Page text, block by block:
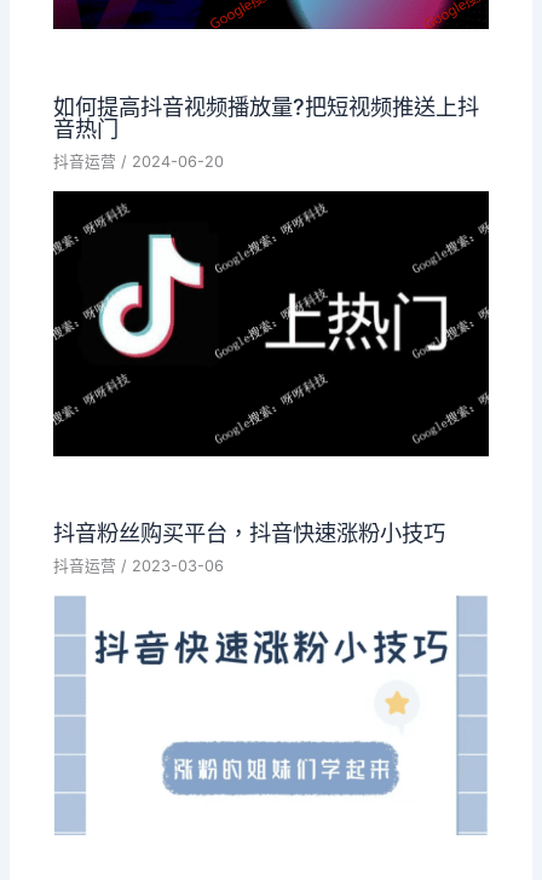
如何提高抖音视频播放量?把短视频推送上抖
音热门
抖音运营 / 2024-06-20
抖音粉丝购买平台，抖音快速涨粉小技巧
抖音运营 / 2023-03-06